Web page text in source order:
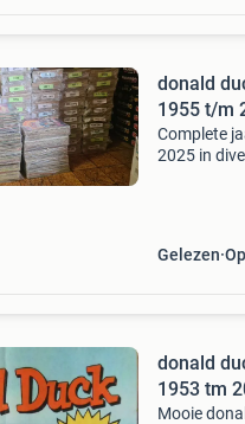
donald
1955 t/m
Complete
2025 in
Gelezen
donald
1953 tm
Mooie